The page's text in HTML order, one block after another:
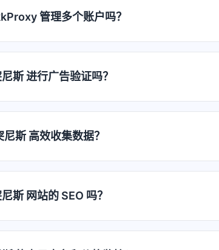
管理多个账户吗？
斯 进行广告验证吗？
斯 高效收集数据？
斯 网站的 SEO 吗？